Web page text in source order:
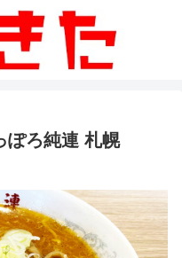
ぽろ純連 札幌